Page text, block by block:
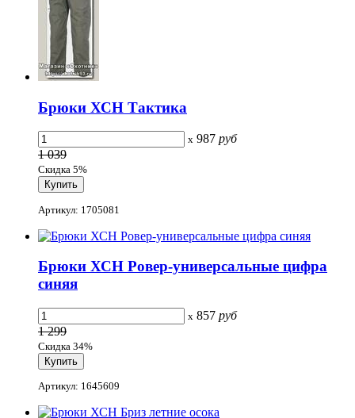
Брюки ХСН Тактика
x 987 руб
1 039
Скидка 5%
Артикул: 1705081
Брюки ХСН Ровер-универсальные цифра
синяя
x 857 руб
1 299
Скидка 34%
Артикул: 1645609